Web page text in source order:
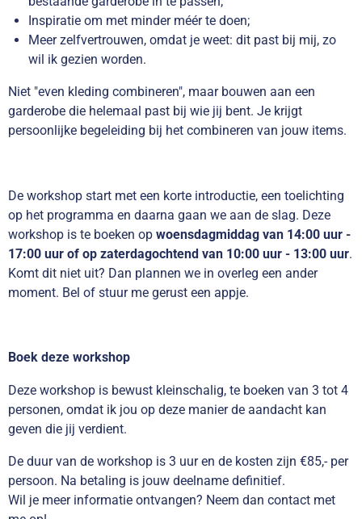
Inspiratie om met minder méér te doen;
Meer zelfvertrouwen, omdat je weet: dit past bij mij, zo
wil ik gezien worden.
Niet "even kleding combineren", maar bouwen aan een
garderobe die helemaal past bij wie jij bent. Je krijgt
persoonlijke begeleiding bij het combineren van jouw items.
De workshop start met een korte introductie, een toelichting
op het programma en daarna gaan we aan de slag. Deze
workshop is te boeken op woensdagmiddag van 14:00 uur -
17:00 uur of op zaterdagochtend van 10:00 uur - 13:00 uur.
Komt dit niet uit? Dan plannen we in overleg een ander
moment. Bel of stuur me gerust een appje.
Boek deze workshop
Deze workshop is bewust kleinschalig, te boeken van 3 tot 4
personen, omdat ik jou op deze manier de aandacht kan
geven die jij verdient.
De duur van de workshop is 3 uur en de kosten zijn €85,- per
persoon. Na betaling is jouw deelname definitief.
Wil je meer informatie ontvangen? Neem dan contact met